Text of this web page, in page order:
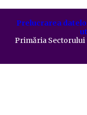
Prelucrarea
Primăria Sectorului